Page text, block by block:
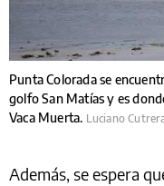
Punta Colorada se
golfo San Matías y es
Vaca Muerta. Luciano
Además, se espera